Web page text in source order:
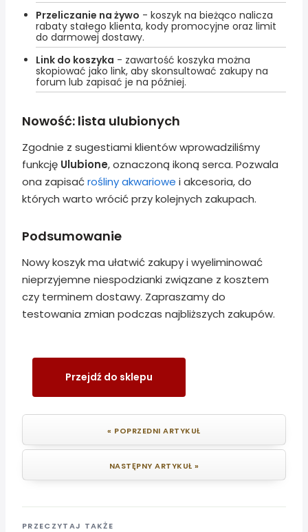
Przeliczanie na żywo - koszyk na bieżąco nalicza
rabaty stałego klienta, kody promocyjne oraz limit
do darmowej dostawy.
Link do koszyka - zawartość koszyka można
skopiować jako link, aby skonsultować zakupy na
forum lub zapisać je na później.
Nowość: lista ulubionych
Zgodnie z sugestiami klientów wprowadziliśmy
funkcję Ulubione, oznaczoną ikoną serca. Pozwala
ona zapisaćrośliny akwariowe i akcesoria, do
których warto wrócić przy kolejnych zakupach.
Podsumowanie
Nowy koszyk ma ułatwić zakupy i wyeliminować
nieprzyjemne niespodzianki związane z kosztem
czy terminem dostawy. Zapraszamy do
testowania zmian podczas najbliższych zakupów.
Przejdź do sklepu
« POPRZEDNI ARTYKUŁ
NASTĘPNY ARTYKUŁ »
PRZECZYTAJ TAKŻE